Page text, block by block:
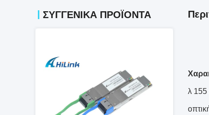
ΣΥΓΓΕΝΙΚΆ ΠΡΟΪΌΝΤΑ
λ 155